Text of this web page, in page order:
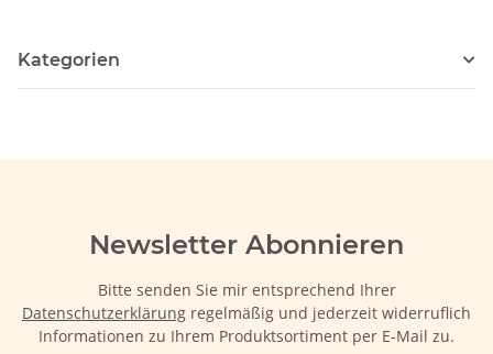
Kategorien
Newsletter Abonnieren
Bitte senden Sie mir entsprechend Ihrer
Datenschutzerklärung regelmäßig und jederzeit widerruflich
Informationen zu Ihrem Produktsortiment per E-Mail zu.